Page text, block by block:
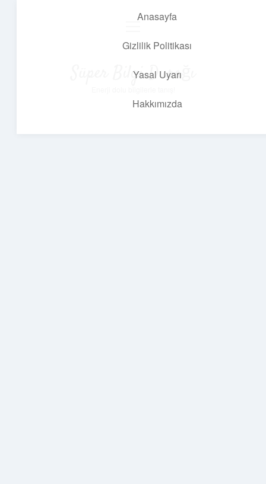
Anasayfa
Gizlilik Politikası
Yasal Uyarı
Hakkımızda
Süper Bilgi Durağı